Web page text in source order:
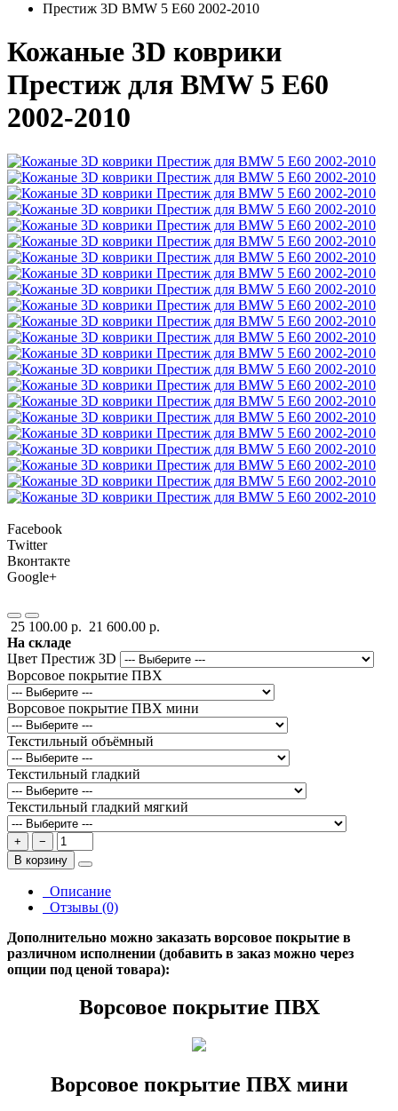
Престиж 3D BMW 5 E60 2002-2010
Кожаные 3D коврики
Престиж для BMW 5 E60
2002-2010
Facebook
Twitter
Вконтакте
Google+
25 100.00 р. 21 600.00 р.
На складе
Цвет Престиж 3D
Ворсовое покрытие ПВХ
Ворсовое покрытие ПВХ мини
Текстильный объёмный
Текстильный гладкий
Текстильный гладкий мягкий
+
−
В корзину
Описание
Отзывы (0)
Дополнительно можно заказать ворсовое покрытие в
различном исполнении (добавить в заказ можно через
опции под ценой товара):
Ворсовое покрытие ПВХ
Ворсовое покрытие ПВХ мини